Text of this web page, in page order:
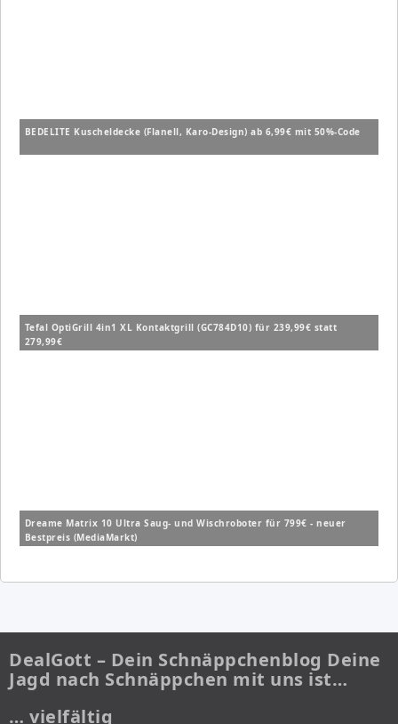
BEDELITE Kuscheldecke (Flanell, Karo-Design) ab 6,99€ mit 50%-Code
Tefal OptiGrill 4in1 XL Kontaktgrill (GC784D10) für 239,99€ statt
279,99€
Dreame Matrix 10 Ultra Saug- und Wischroboter für 799€ - neuer
Bestpreis (MediaMarkt)
DealGott – Dein Schnäppchenblog Deine
Jagd nach Schnäppchen mit uns ist…
… vielfältig